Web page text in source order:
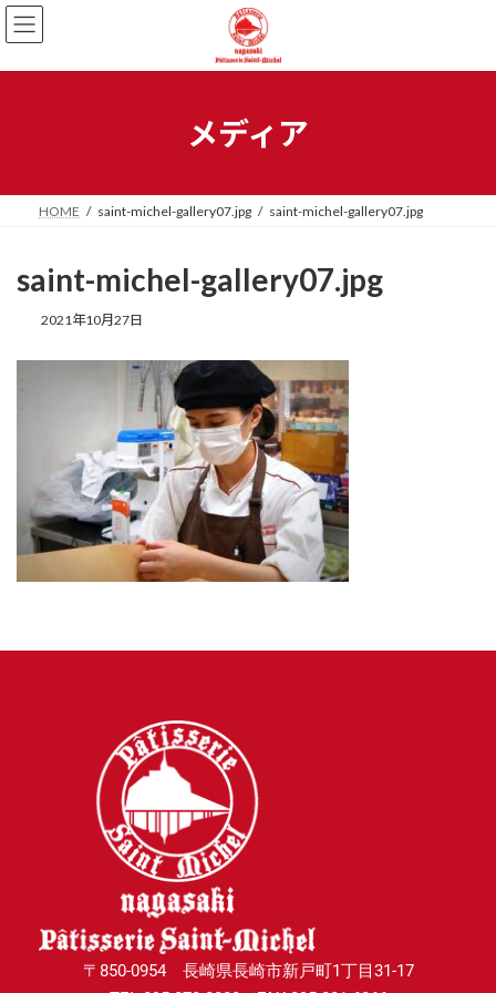
メディア
HOME saint-michel-gallery07.jpg saint-michel-gallery07.jpg
saint-michel-gallery07.jpg
2021年10月27日
〒850-0954 長崎県長崎市新戸町1丁目31-17